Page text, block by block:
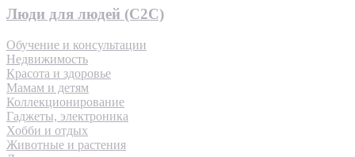
Люди для людей (С2С)
Обучение и консультации
Недвижимость
Красота и здоровье
Мамам и детям
Коллекционирование
Гаджеты, электроника
Хобби и отдых
Животные и растения